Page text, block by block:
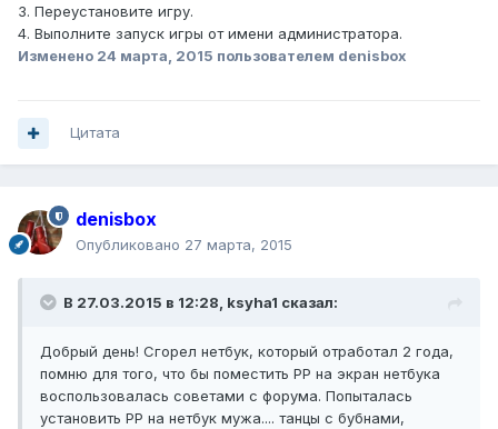
3. Переустановите игру.
4. Выполните запуск игры от имени администратора.
Изменено 24 марта, 2015 пользователем denisbox
Цитата
denisbox
Опубликовано 27 марта, 2015
В 27.03.2015 в 12:28, ksyha1 сказал:
Добрый день! Сгорел нетбук, который отработал 2 года,
помню для того, что бы поместить РР на экран нетбука
воспользовалась советами с форума. Попыталась
установить РР на нетбук мужа.... танцы с бубнами,